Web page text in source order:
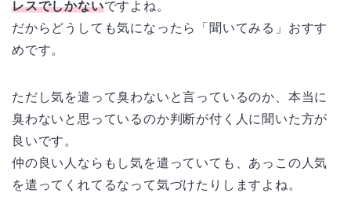
レスでしかないですよね。
だからどうしても気になったら「聞いてみる」おすす
めです。
ただし気を遣って臭わないと言っているのか、本当に
臭わないと思っているのか判断が付く人に聞いた方が
良いです。
仲の良い人ならもし気を遣っていても、あっこの人気
を遣ってくれてるなって気づけたりしますよね。